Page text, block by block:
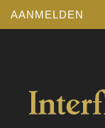
AANMELDEN